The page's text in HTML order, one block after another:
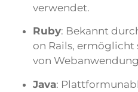
verwendet.
Ruby: Bekannt
on Rails,
von
Java: